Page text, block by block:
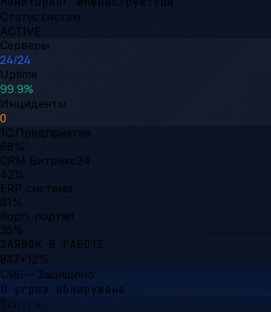
Статус систем
ACTIVE
Серверы
24/24
Uptime
99.9%
Инциденты
0
1С:Предприятие
68%
CRM Битрикс24
42%
ERP система
81 %
Корп. портал
35%
ЗАЯВОК В РАБОТЕ
847+12%
ИБ — Защищено
0 угроз обнаружено
Услуги